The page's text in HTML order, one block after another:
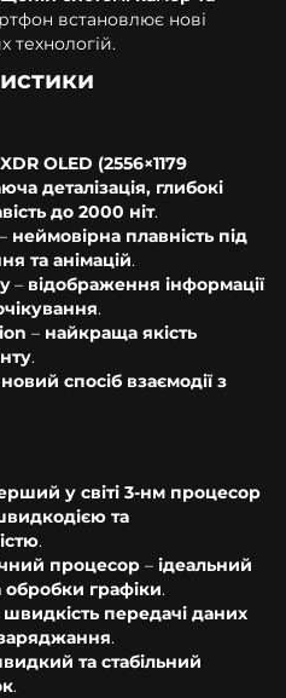
встановлює нові
технологій.
OLED (2556×1179
деталізація, глибокі
до 2000 ніт.
– неймовірна плавність під
та анімацій.
– відображення інформації
.
– найкраща якість
.
новий спосіб взаємодії з
у світі 3-нм процесор
та
.
процесор – ідеальний
обробки графіки.
передачі даних
.
та стабільний
.